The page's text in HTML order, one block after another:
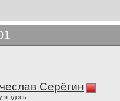
Серёгин
я здесь